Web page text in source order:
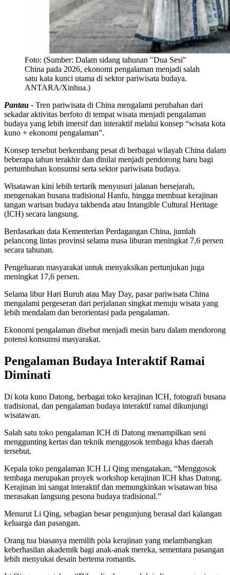
Foto: (Sumber: Dalam sidang tahunan "Dua Sesi"
China pada 2026, ekonomi pengalaman menjadi salah
satu kata kunci utama di sektor pariwisata budaya.
ANTARA/Xinhua.)
Pantau - Tren pariwisata di China mengalami perubahan dari
sekadar aktivitas berfoto di tempat wisata menjadi pengalaman
budaya yang lebih imersif dan interaktif melalui konsep “wisata kota
kuno + ekonomi pengalaman”.
Konsep tersebut berkembang pesat di berbagai wilayah China dalam
beberapa tahun terakhir dan dinilai menjadi pendorong baru bagi
pertumbuhan konsumsi serta sektor pariwisata budaya.
Wisatawan kini lebih tertarik menyusuri jalanan bersejarah,
mengenakan busana tradisional Hanfu, hingga membuat kerajinan
tangan warisan budaya takbenda atau Intangible Cultural Heritage
(ICH) secara langsung.
Berdasarkan data Kementerian Perdagangan China, jumlah
pelancong lintas provinsi selama masa liburan meningkat 7,6 persen
secara tahunan.
Pengeluaran masyarakat untuk menyaksikan pertunjukan juga
meningkat 17,6 persen.
Selama libur Hari Buruh atau May Day, pasar pariwisata China
mengalami pergeseran dari perjalanan singkat menuju wisata yang
lebih mendalam dan berorientasi pada pengalaman.
Ekonomi pengalaman disebut menjadi mesin baru dalam mendorong
potensi konsumsi masyarakat.
Pengalaman Budaya Interaktif Ramai
Diminati
Di kota kuno Datong, berbagai toko kerajinan ICH, fotografi busana
tradisional, dan pengalaman budaya interaktif ramai dikunjungi
wisatawan.
Salah satu toko pengalaman ICH di Datong menampilkan seni
menggunting kertas dan teknik menggosok tembaga khas daerah
tersebut.
Kepala toko pengalaman ICH Li Qing mengatakan, “Menggosok
tembaga merupakan proyek workshop kerajinan ICH khas Datong.
Kerajinan ini sangat interaktif dan memungkinkan wisatawan bisa
merasakan langsung pesona budaya tradisional.”
Menurut Li Qing, sebagian besar pengunjung berasal dari kalangan
keluarga dan pasangan.
Orang tua biasanya memilih pola kerajinan yang melambangkan
keberhasilan akademik bagi anak-anak mereka, sementara pasangan
lebih menyukai desain bertema romantis.